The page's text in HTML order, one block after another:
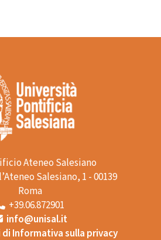
Ateneo Salesiano
Salesiano, 1 - 00139
Roma
+39.06.872901
info@unisal.it
Informativa sulla privacy